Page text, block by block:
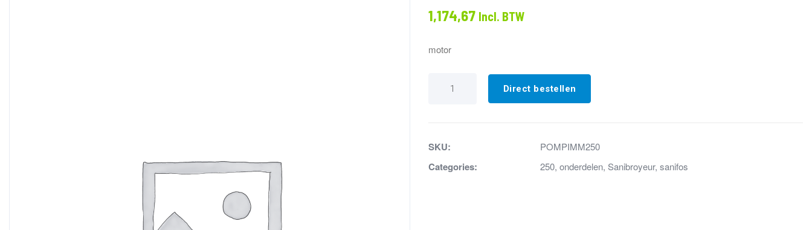
1,174,67 Incl. BTW
motor
Motor
Direct bestellen
SKU: POMPIMM250
Categories: 250,onderdelen, Sanibroyeur,sanifos